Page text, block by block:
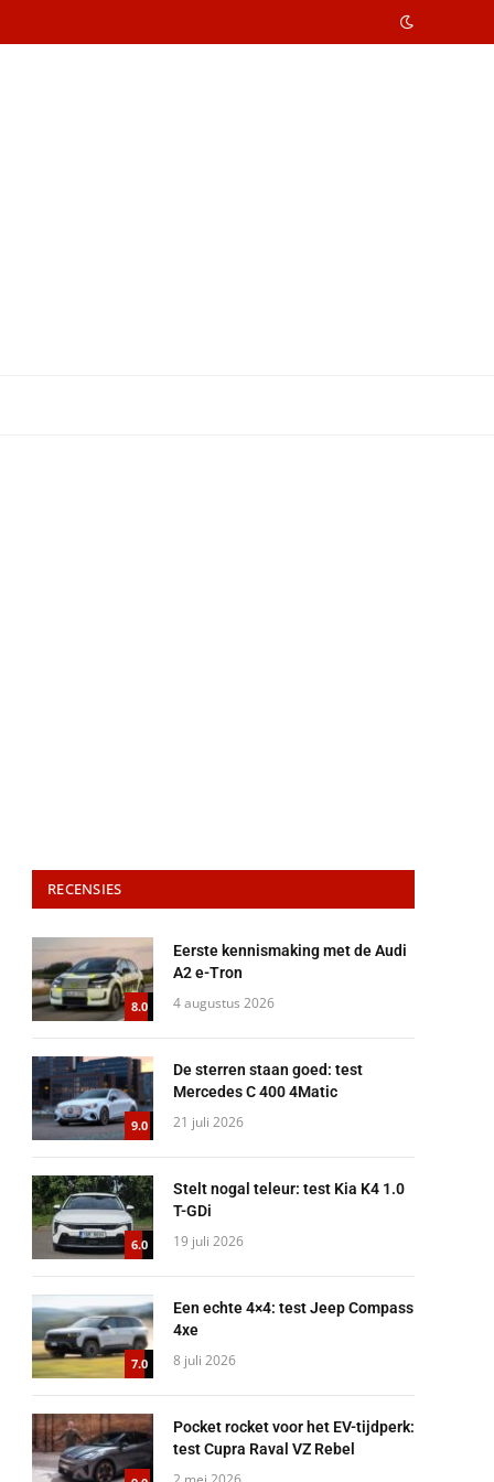
RECENSIES
8.0
Eerste kennismaking met de Audi
A2 e-Tron
4 augustus 2026
9.0
De sterren staan goed: test
Mercedes C 400 4Matic
21 juli 2026
6.0
Stelt nogal teleur: test Kia K4 1.0
T-GDi
19 juli 2026
7.0
Een echte 4×4: test Jeep Compass
4xe
8 juli 2026
Pocket rocket voor het EV-tijdperk:
test Cupra Raval VZ Rebel